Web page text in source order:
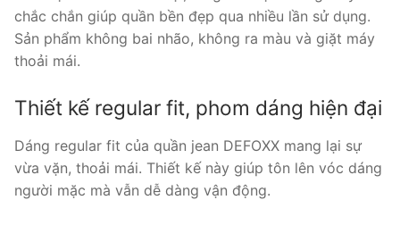
chắc chắn giúp quần bền đẹp qua nhiều lần sử dụng.
Sản phẩm không bai nhão, không ra màu và giặt máy
thoải mái.
Thiết kế regular fit, phom dáng hiện đại
Dáng regular fit của quần jean DEFOXX mang lại sự
vừa vặn, thoải mái. Thiết kế này giúp tôn lên vóc dáng
người mặc mà vẫn dễ dàng vận động.